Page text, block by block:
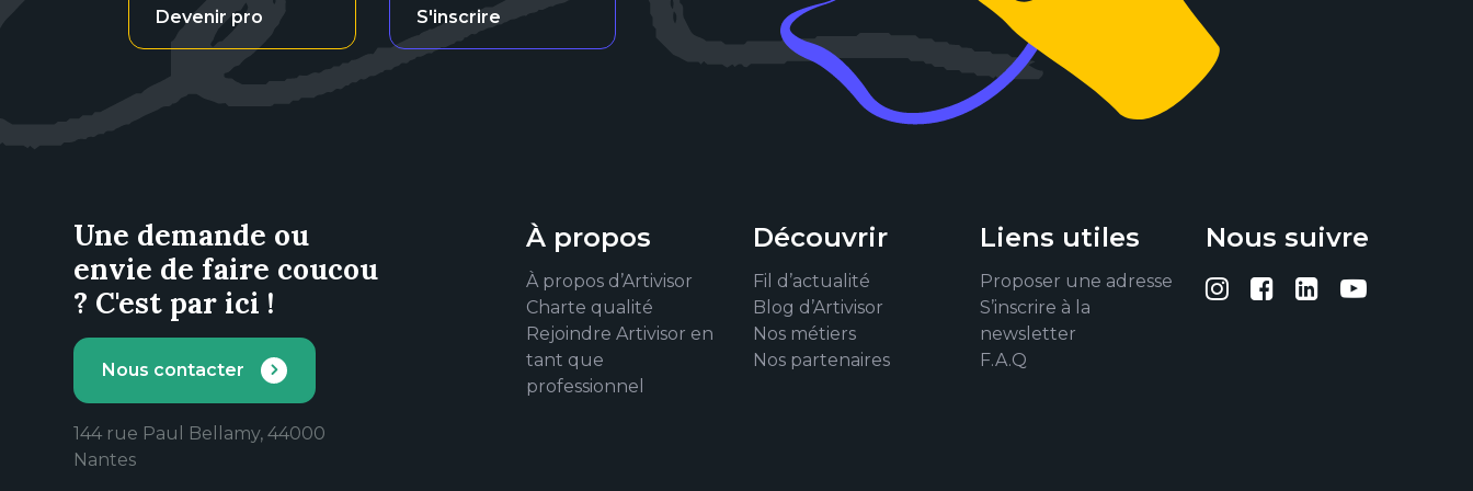
Devenir pro S'inscrire
Une demande ou
envie de faire coucou
? C'est par ici !
Nous contacter
144 rue Paul Bellamy, 44000
Nantes
À propos
À propos d’Artivisor
Charte qualité
Rejoindre Artivisor en
tant que
professionnel
Découvrir
Fil d’actualité
Blog d’Artivisor
Nos métiers
Nos partenaires
Liens utiles
Proposer une adresse
S’inscrire à la
newsletter
F.A.Q
Nous suivre
Suivez-nous sur
Suivez-nous
Suivez-Suivez-